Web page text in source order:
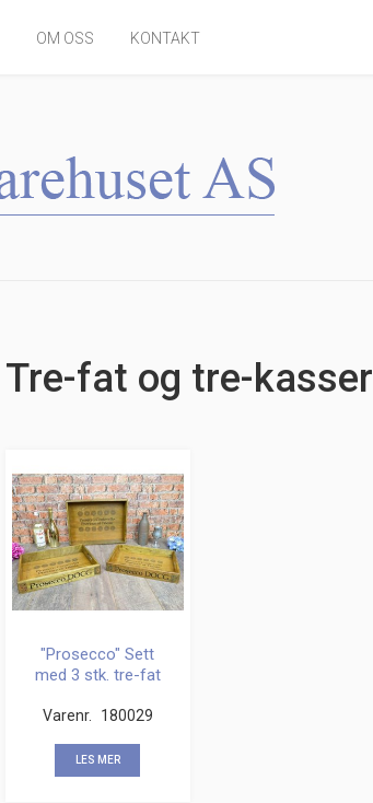
OM OSS KONTAKT
Tre-fat og tre-kasser
"Prosecco" Sett
med 3 stk. tre-fat
Varenr. 180029
LES MER